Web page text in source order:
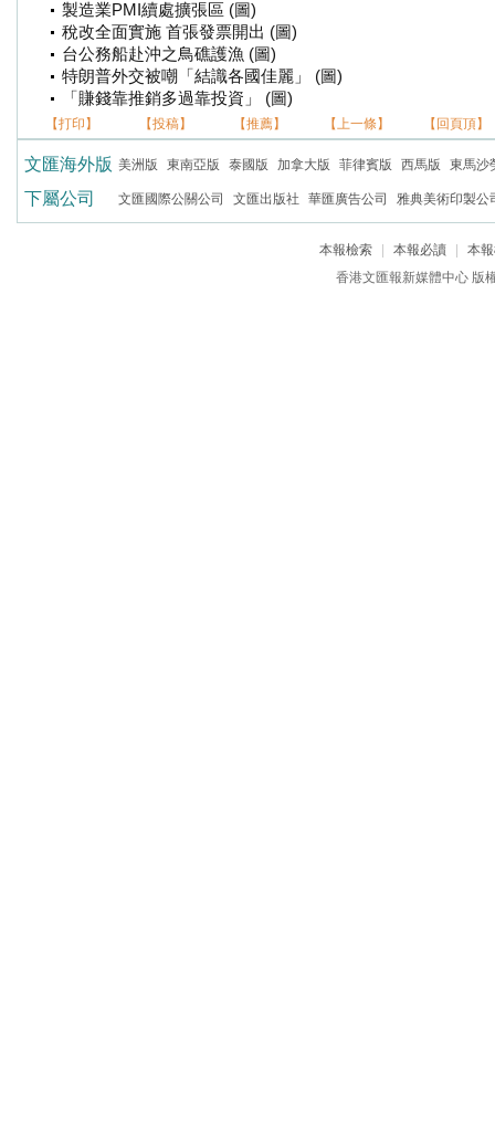
製造業PMI續處擴張區 (圖)
稅改全面實施 首張發票開出 (圖)
台公務船赴沖之鳥礁護漁 (圖)
特朗普外交被嘲「結識各國佳麗」 (圖)
「賺錢靠推銷多過靠投資」 (圖)
【打印】 【投稿】 【推薦】 【上一條】 【回頁頂】
文匯海外版 美洲版 東南亞版 泰國版 加拿大版 菲律賓版 西馬版 東馬沙
下屬公司 文匯國際公關公司 文匯出版社 華匯廣告公司 雅典美術印製公
本報檢索 本報必讀
本
香港文匯報新媒體中心 版